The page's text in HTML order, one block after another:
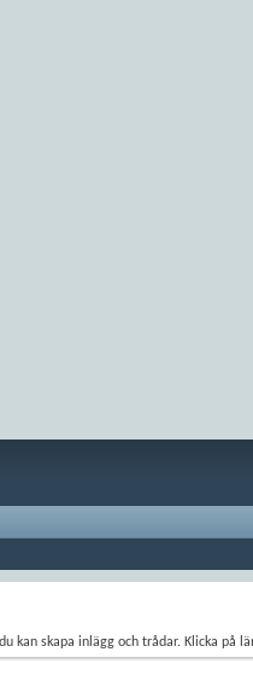
kan skapa inlägg och trådar. Klicka på